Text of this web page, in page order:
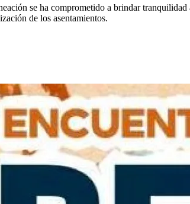
se ha comprometido a brindar
de los asentamientos.